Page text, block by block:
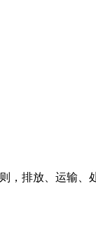
，排放、运输、